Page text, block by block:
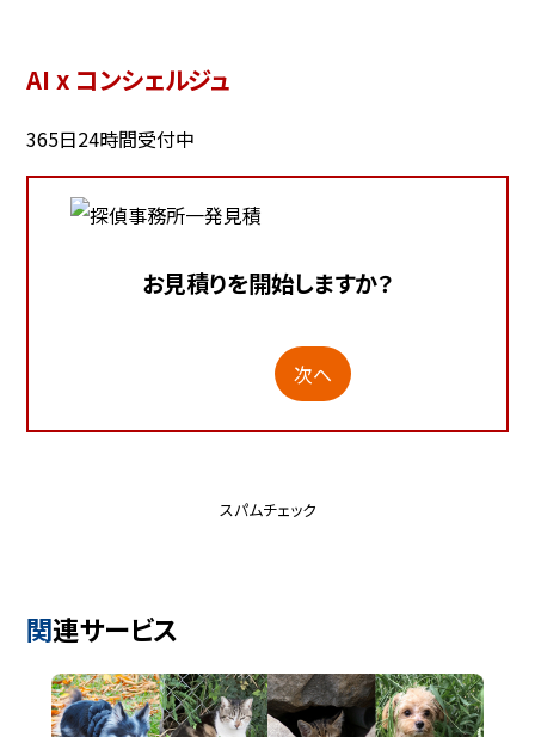
AI x コンシェルジュ
365日24時間受付中
お見積りを開始しますか？
次へ
スパムチェック
関連サービス